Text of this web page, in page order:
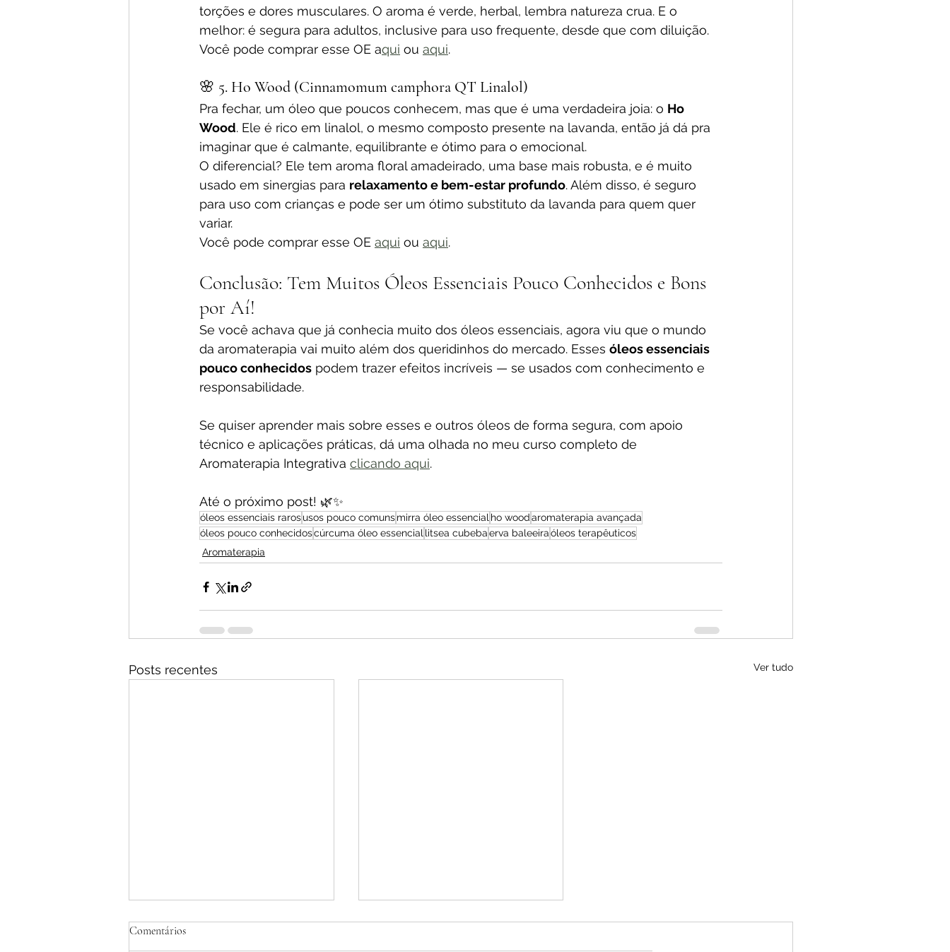
torções e dores musculares. O aroma é verde, herbal, lembra natureza crua. E o
melhor: é segura para adultos, inclusive para uso frequente, desde que com diluição.
Você pode comprar esse OE aqui ou aqui.
🌸 5. Ho Wood (Cinnamomum camphora QT Linalol)
Pra fechar, um óleo que poucos conhecem, mas que é uma verdadeira joia: o Ho
Wood. Ele é rico em linalol, o mesmo composto presente na lavanda, então já dá pra
imaginar que é calmante, equilibrante e ótimo para o emocional.
O diferencial? Ele tem aroma floral amadeirado, uma base mais robusta, e é muito
usado em sinergias para relaxamento e bem-estar profundo. Além disso, é seguro
para uso com crianças e pode ser um ótimo substituto da lavanda para quem quer
variar.
Você pode comprar esse OE aqui ou aqui.
Conclusão: Tem Muitos Óleos Essenciais Pouco Conhecidos e Bons
por Aí!
Se você achava que já conhecia muito dos óleos essenciais, agora viu que o mundo
da aromaterapia vai muito além dos queridinhos do mercado. Esses óleos essenciais
pouco conhecidos podem trazer efeitos incríveis — se usados com conhecimento e
responsabilidade.
Se quiser aprender mais sobre esses e outros óleos de forma segura, com apoio
técnico e aplicações práticas, dá uma olhada no meu curso completo de
Aromaterapia Integrativa clicando aqui.
Até o próximo post! 🌿✨
óleos essenciais rarosusos pouco comunsmirra óleo essencial ho woodaromaterapia avançada
óleos pouco conhecidoscúrcuma óleo essencial litsea cubebaerva baleeiraóleos terapêuticos
Aromaterapia
Posts recentes Ver tudo
Comentários